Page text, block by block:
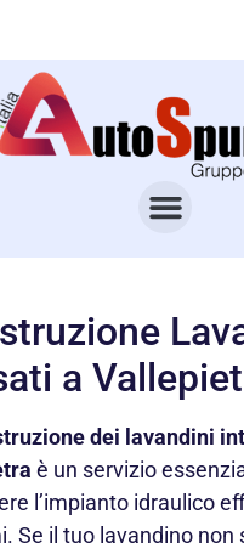
a
dei lavandini
è un servizio
l’impianto idraulico
Se il tuo lavandino non